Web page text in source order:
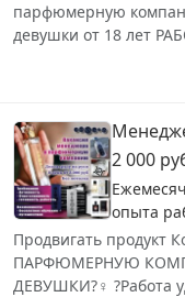
парфюмерную
девушки от 18 лет
2 000
опыта
Продвигать продукт
ПАРФЮМЕРНУЮ
ДЕВУШКИ?‍♀️ ?Работа